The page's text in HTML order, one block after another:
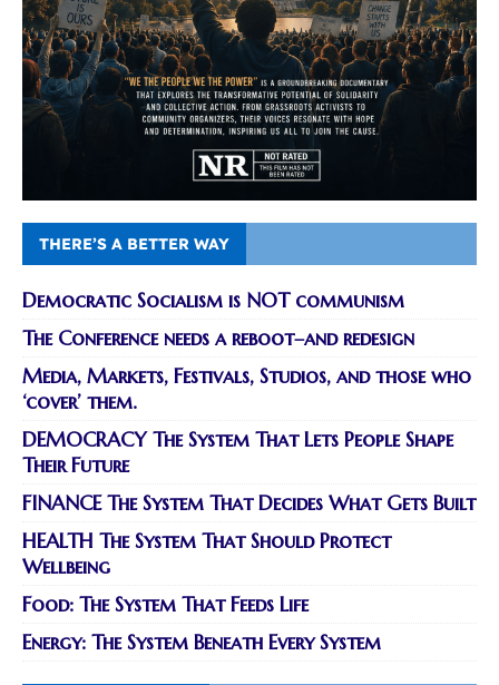
THERE’S A BETTER WAY
Democratic Socialism is NOT communism
The Conference needs a reboot–and redesign
Media, Markets, Festivals, Studios, and those who
‘cover’ them.
DEMOCRACY The System That Lets People Shape
Their Future
FINANCE The System That Decides What Gets Built
HEALTH The System That Should Protect
Wellbeing
Food: The System That Feeds Life
Energy: The System Beneath Every System